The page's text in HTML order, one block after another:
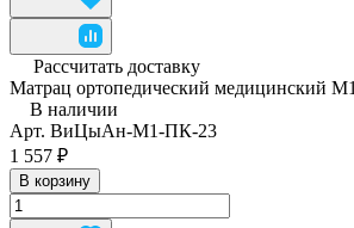
Рассчитать доставку
Матрац ортопедический медицинский
В наличии
Арт. ВиЦыАн-М1-ПК-23
1 557 ₽
В корзину